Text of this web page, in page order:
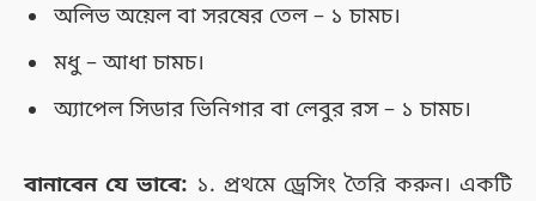
অলিভ অয়েল বা সরষের তেল – ১ চামচ।
মধু – আধা চামচ।
অ্যাপেল সিডার ভিনিগার বা লেবুর রস – ১ চামচ।
বানাবেন যে ভাবে: ১. প্রথমে ড্রেসিং তৈরি করুন। একটি